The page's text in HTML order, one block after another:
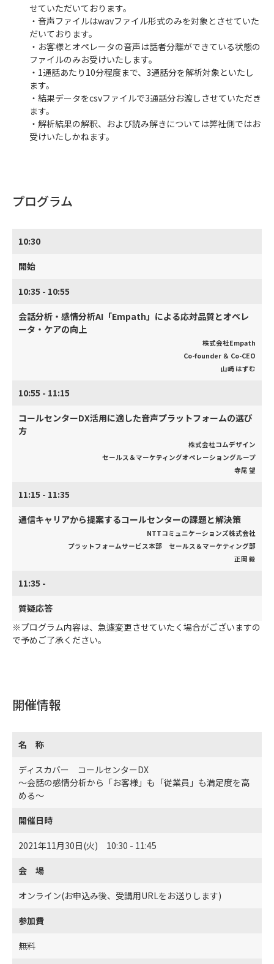
せていただいております。
・音声ファイルはwavファイル形式のみを対象とさせていた
だいております。
・お客様とオペレータの音声は話者分離ができている状態の
ファイルのみお受けいたします。
・1通話あたり10分程度まで、3通話分を解析対象といたし
ます。
・結果データをcsvファイルで3通話分お渡しさせていただき
ます。
・解析結果の解釈、および読み解きについては弊社側ではお
受けいたしかねます。
プログラム
10:30
開始
10:35 - 10:55
会話分析・感情分析AI「Empath」による応対品質とオペレ
ータ・ケアの向上
株式会社Empath
Co-founder ＆ Co-CEO
山崎 はずむ
10:55 - 11:15
コールセンターDX活用に適した音声プラットフォームの選び
方
株式会社コムデザイン
セールス＆マーケティングオペレーショングループ
寺尾 望
11:15 - 11:35
通信キャリアから提案するコールセンターの課題と解決策
NTTコミュニケーションズ株式会社
プラットフォームサービス本部 セールス＆マーケティング部
正岡 毅
11:35 -
質疑応答
※プログラム内容は、急遽変更させていたく場合がございますの
で予めご了承ください。
開催情報
名 称
ディスカバー コールセンターDX
～会話の感情分析から「お客様」も「従業員」も満足度を高
める～
開催日時
2021年11月30日(火) 10:30 - 11:45
会 場
オンライン(お申込み後、受講用URLをお送りします)
参加費
無料